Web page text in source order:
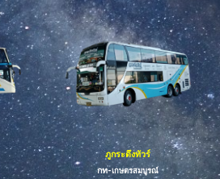
ภูกระดึงทัวร์
กท-เกษตรสมบูรณ์